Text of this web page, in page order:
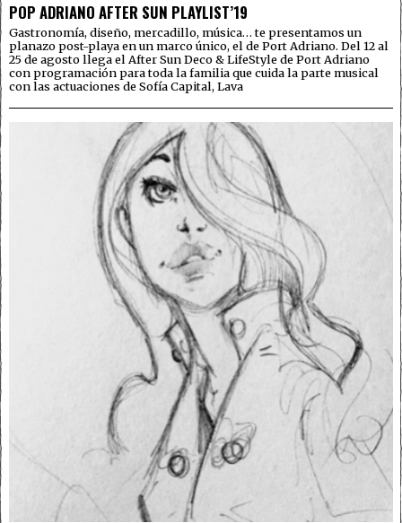
POP ADRIANO AFTER SUN PLAYLIST’19
Gastronomía, diseño, mercadillo, música… te presentamos un
planazo post-playa en un marco único, el de Port Adriano. Del 12 al
25 de agosto llega el After Sun Deco & LifeStyle de Port Adriano
con programación para toda la familia que cuida la parte musical
con las actuaciones de Sofía Capital, Lava